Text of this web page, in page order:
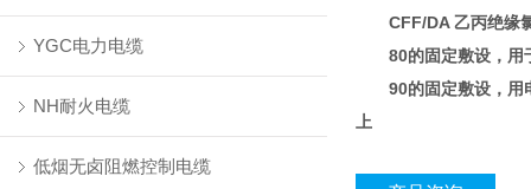
YGC电力电缆
NH耐火电缆
低烟无卤阻燃控制电缆
CFF/DA 乙丙绝缘氯
80的固定敷设，用
90的固定敷设，用
上